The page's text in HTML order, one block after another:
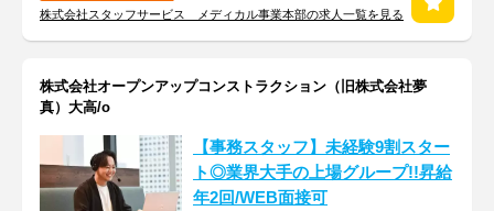
株式会社スタッフサービス メディカル事業本部の求人一覧を見る
株式会社オープンアップコンストラクション（旧株式会社夢
真）大高/o
【事務スタッフ】未経験9割スター
ト◎業界大手の上場グループ!!昇給
年2回/WEB面接可